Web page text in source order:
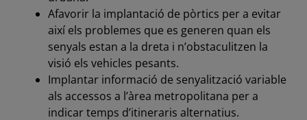
Afavorir la implantació de pòrtics per a evitar
així els problemes que es generen quan els
senyals estan a la dreta i n’obstaculitzen la
visió els vehicles pesants.
Implantar informació de senyalització variable
als accessos a l’àrea metropolitana per a
indicar temps d’itineraris alternatius.